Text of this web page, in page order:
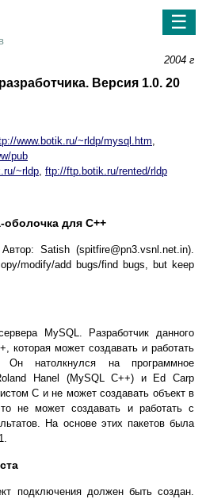
☰
2004 г
Версия 1.0. 20
www.botik.ru/~rldp/mysql.htm,
pub
~rldp, ftp://ftp.botik.ru/rented/rldp
оболочка для C++
Satish (spitfire@pn3.vsnl.net.in).
modify/add bugs/find bugs, but keep
MySQL. Разработчик данного
которая может создавать и работать
натолкнулся на программное
Hanel (MySQL C++) и Ed Carp
C и не может создавать объект в
не может создавать и работать с
На основе этих пакетов была
подключения должен быть создан.